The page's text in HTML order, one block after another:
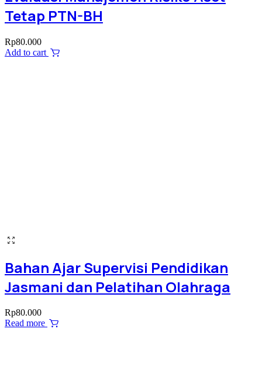
Tetap PTN-BH
Rp80.000
Add to cart
Bahan Ajar Supervisi Pendidikan
Jasmani dan Pelatihan Olahraga
Rp80.000
Read more